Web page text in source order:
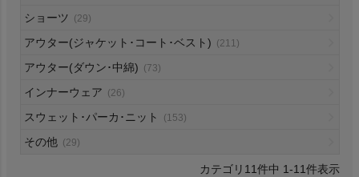
CHUMS
HOKA
もっと見る
ショーツ (29)
アウター(ジャケット･コート･ベスト) (211)
アウター(ダウン･中綿) (73)
インナーウェア (26)
スウェット･パーカ･ニット (153)
その他 (29)
11件中 1-11件表示